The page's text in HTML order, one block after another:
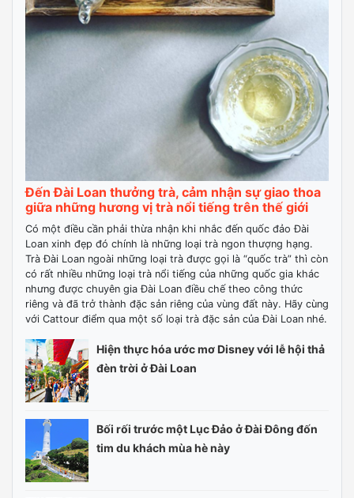
Đến Đài Loan thưởng trà, cảm nhận sự giao thoa
giữa những hương vị trà nổi tiếng trên thế giới
Có một điều cần phải thừa nhận khi nhắc đến quốc đảo Đài
Loan xinh đẹp đó chính là những loại trà ngon thượng hạng.
Trà Đài Loan ngoài những loại trà được gọi là “quốc trà” thì còn
có rất nhiều những loại trà nổi tiếng của những quốc gia khác
nhưng được chuyên gia Đài Loan điều chế theo công thức
riêng và đã trở thành đặc sản riêng của vùng đất này. Hãy cùng
với Cattour điểm qua một số loại trà đặc sản của Đài Loan nhé.
Hiện thực hóa ước mơ Disney với lễ hội thả
đèn trời ở Đài Loan
Bối rối trước một Lục Đảo ở Đài Đông đốn
tim du khách mùa hè này